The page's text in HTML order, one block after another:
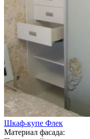
Шкаф-купе Флек
Материал фасада: